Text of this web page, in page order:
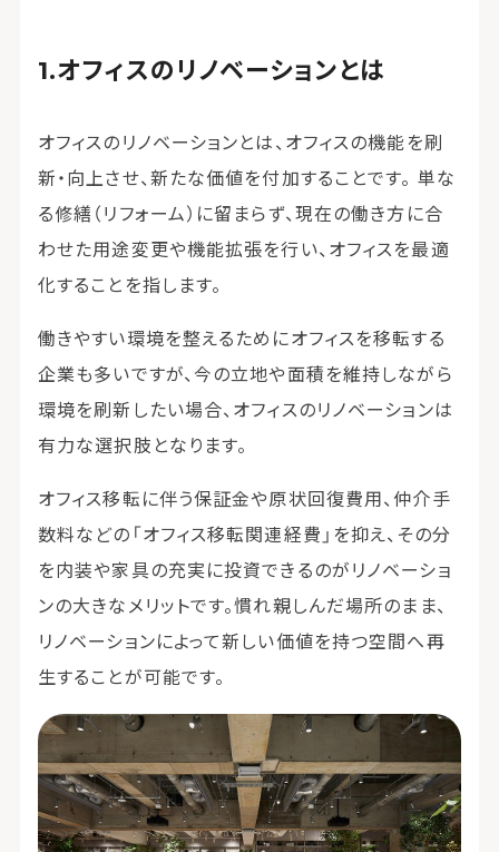
オフィスのリノベーションとは
オフィスのリノベーションとは、オフィスの機能を刷
新・向上させ、新たな価値を付加することです。 単な
る修繕（リフォーム）に留まらず、現在の働き方に合
わせた用途変更や機能拡張を行い、オフィスを最適
化することを指します。
働きやすい環境を整えるためにオフィスを移転する
企業も多いですが、今の立地や面積を維持しながら
環境を刷新したい場合、オフィスのリノベーションは
有力な選択肢となります。
オフィス移転に伴う保証金や原状回復費用、仲介手
数料などの「オフィス移転関連経費」を抑え、その分
を内装や家具の充実に投資できるのがリノベーショ
ンの大きなメリットです。慣れ親しんだ場所のまま、
リノベーションによって新しい価値を持つ空間へ再
生することが可能です。